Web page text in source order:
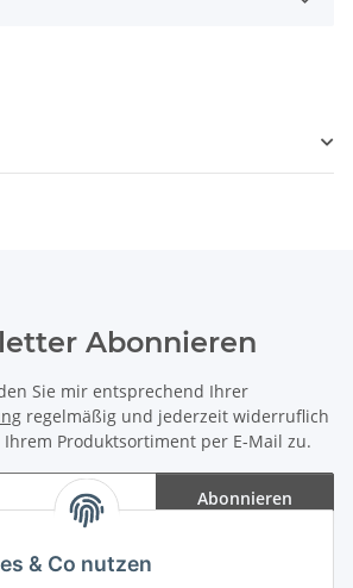
& Co nutzen
Abonnieren
Sie mir entsprechend Ihrer
regelmäßig und jederzeit widerruflich
Produktsortiment per E-Mail zu.
Abonnieren